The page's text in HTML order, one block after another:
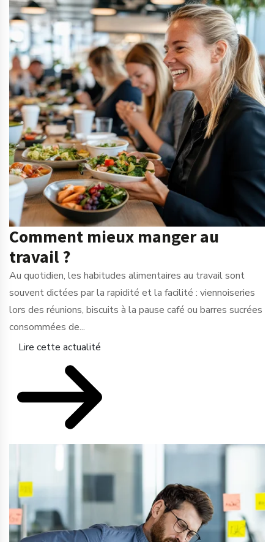
Comment mieux manger au
travail ?
Au quotidien, les habitudes alimentaires au travail sont
souvent dictées par la rapidité et la facilité : viennoiseries
lors des réunions, biscuits à la pause café ou barres sucrées
consommées de...
Lire cette actualité